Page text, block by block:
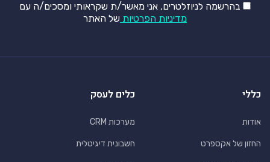
בהרשמה לניוזלטרים, אני מאשר/ת שקראותי ומסכים/ה עם
מדיניות הפרטיות של האתר
כללי
אודות
החזון של אקספרט
כלים לעסק
מערכות CRM
חשבונית דיגיטלית